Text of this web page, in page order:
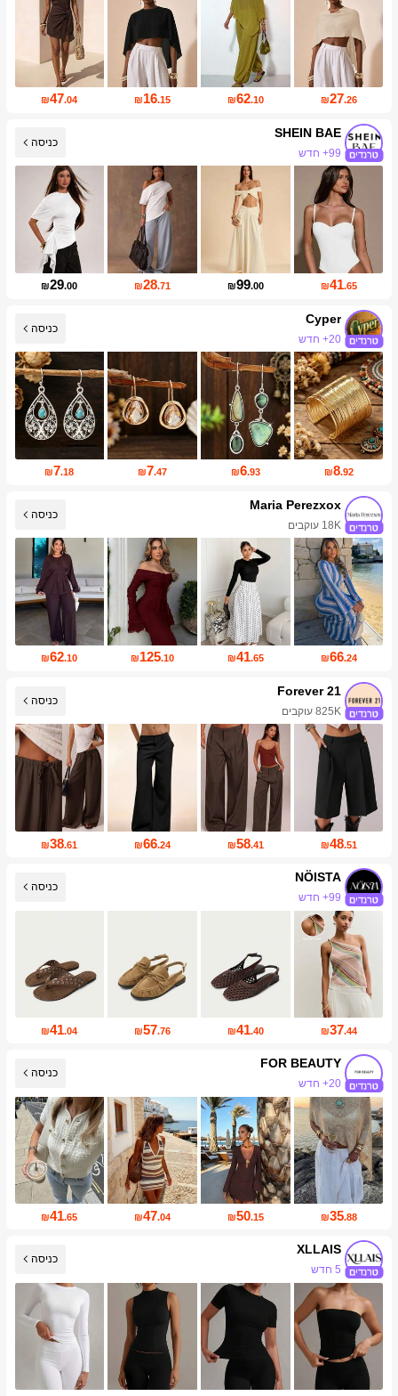
₪27.26
₪62.10
₪16.15
₪47.04
SHEIN BAE
עליית עוקבים של 13%
כניסה
₪41.65
₪99.00
₪28.71
₪29.00
Cyper
20+ חדש
עליית עוקבים של 22%
כניסה
₪8.92
₪6.93
₪7.47
₪7.18
Maria Perezxox
18K עוקבים
כניסה
₪66.24
₪41.65
₪125.10
₪62.10
Forever 21
825K עוקבים
כניסה
₪48.51
₪58.41
₪66.24
₪38.61
NÖISTA
99+ חדש
449K עוקבים
כניסה
₪37.44
₪41.40
₪57.76
₪41.04
FOR BEAUTY
87K עוקבים
כניסה
₪35.88
₪50.15
₪47.04
₪41.65
XLLAIS
327K עוקבים
כניסה